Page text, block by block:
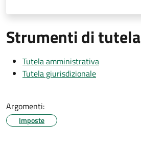
Strumenti di tutela
Tutela amministrativa
Tutela giurisdizionale
Argomenti:
Imposte